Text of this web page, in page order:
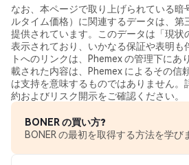
なお、本ページで取り上げられている暗
ルタイム価格）に関連するデータは、第
提供されています。このデータは「現状
表示されており、いかなる保証や表明も
トへのリンクは、Phemex の管理下にあ
載された内容は、Phemex によるその信
は支持を意味するものではありません。
約およびリスク開示をご確認ください。
BONER の買い方?
BONER の最初を取得する方法を学び